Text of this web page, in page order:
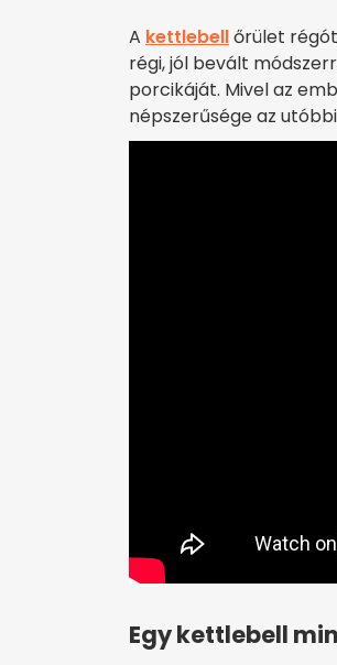
A kettlebellőrület
régi, jól bevált
porcikáját. Mivel az
népszerűsége az
Egy kettlebell